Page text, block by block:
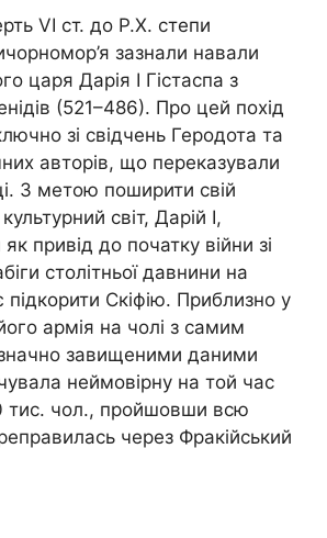
VI ст. до Р.Х. степи
зазнали навали
царя Дарія І Гістаспа з
(521–486). Про цей похід
зі свідчень Геродота та
авторів, що переказували
З метою поширити свій
світ, Дарій І,
привід до початку війни зі
столітньої давнини на
підкорити Скіфію. Приблизно у
армія на чолі з самим
завищеними даними
неймовірну на той час
тис. чол., пройшовши всю
через Фракійський